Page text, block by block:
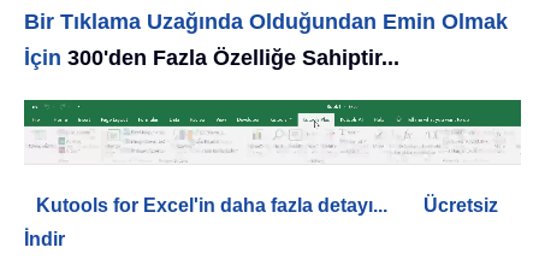
Bir Tıklama Uzağında Olduğundan Emin Olmak
İçin 300'den Fazla Özelliğe Sahiptir...
Kutools for Excel'in daha fazla detayı...
Ücretsiz
İndir